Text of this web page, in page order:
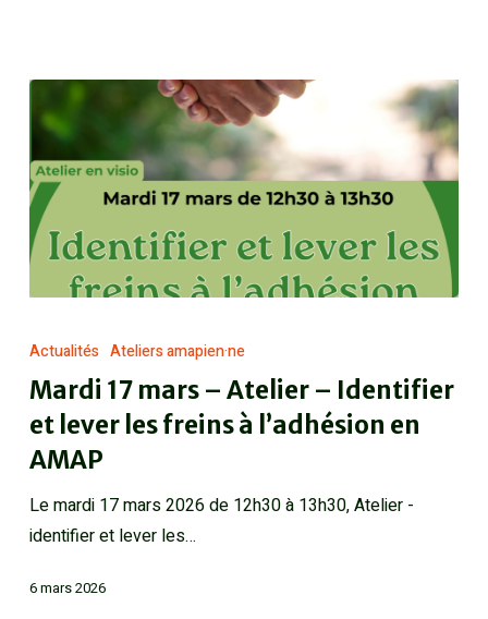
Actualités Ateliers amapien·ne
Mardi 17 mars – Atelier – Identifier
et lever les freins à l’adhésion en
AMAP
Le mardi 17 mars 2026 de 12h30 à 13h30, Atelier -
identifier et lever les…
6 mars 2026